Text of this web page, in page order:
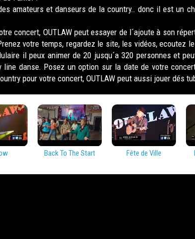
amateurs et danseurs de la country.. donc il est un
concert, OUTLAW peut essayer de l´ajoute à son
votre temps, regardez le site, les vidéos, ecoutez
il peux animer de 20 jusqu´a 320 personnes et
danse. Posez un option sur la date de votre
pour votre concert, OUTLAW peut aussi jouer dés
Back To The Start Fête de Ville